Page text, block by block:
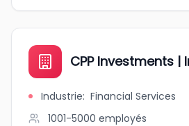
CPP Investments |
Industrie: Financial Services
1001-5000 employés